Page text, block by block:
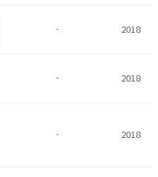
- 2018
- 2018
- 2018